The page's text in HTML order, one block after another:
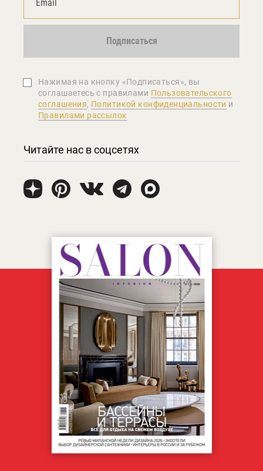
Подписаться
Нажимая на кнопку «Подписаться», вы
соглашаетеcь с правилами Пользовательского
соглашения, Политикой конфиденциальности и
Правилами рассылок
Читайте нас в соцсетях